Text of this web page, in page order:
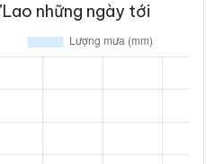
những ngày tới